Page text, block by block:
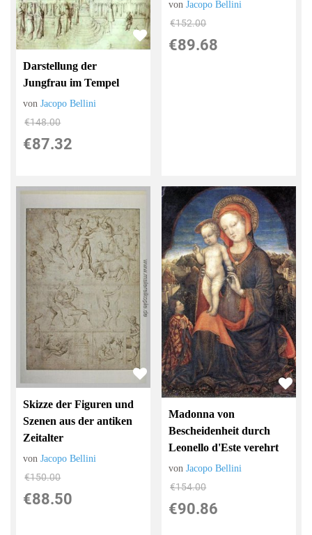
Darstellung der
Jungfrau im Tempel
vonJacopo Bellini
€148.00
€87.32
vonJacopo Bellini
€152.00
€89.68
Skizze der Figuren und
Szenen aus der antiken
Zeitalter
vonJacopo Bellini
€150.00
€88.50
Madonna von
Bescheidenheit durch
Leonello d'Este verehrt
vonJacopo Bellini
€154.00
€90.86